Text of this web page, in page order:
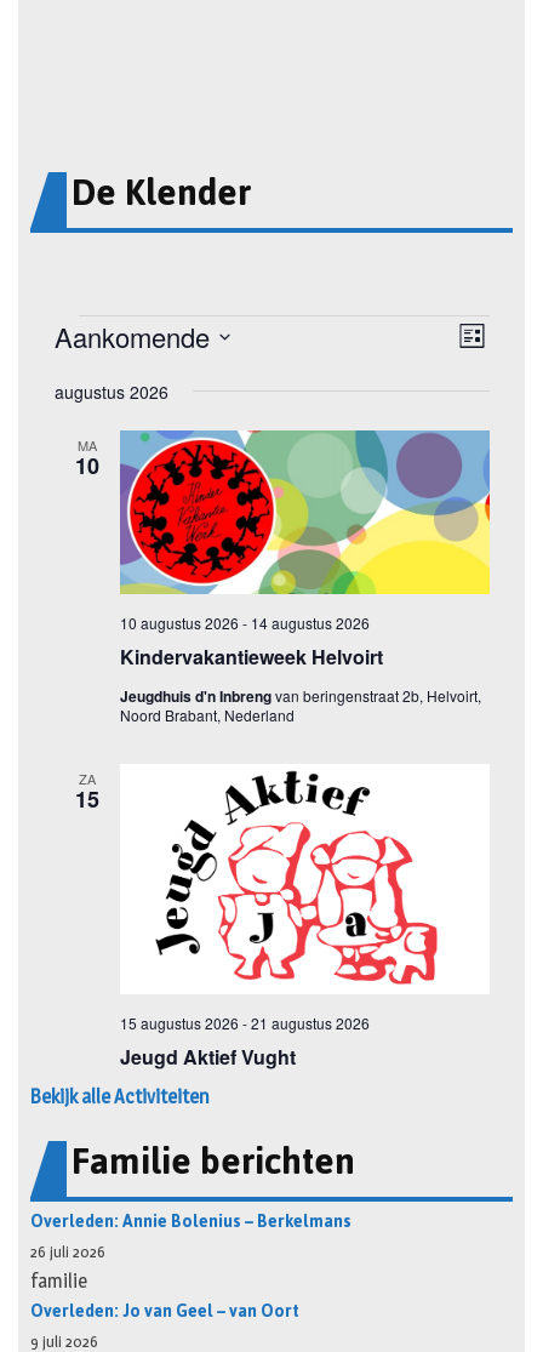
De Klender
Bekijk alle Activiteiten
Familie berichten
Overleden: Annie Bolenius – Berkelmans
26 juli 2026
familie
Overleden: Jo van Geel – van Oort
9 juli 2026